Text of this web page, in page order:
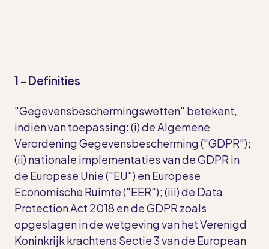
1 - Definities
"Gegevensbeschermingswetten" betekent,
indien van toepassing: (i) de Algemene
Verordening Gegevensbescherming ("GDPR");
(ii) nationale implementaties van de GDPR in
de Europese Unie ("EU") en Europese
Economische Ruimte ("EER"); (iii) de Data
Protection Act 2018 en de GDPR zoals
opgeslagen in de wetgeving van het Verenigd
Koninkrijk krachtens Sectie 3 van de European